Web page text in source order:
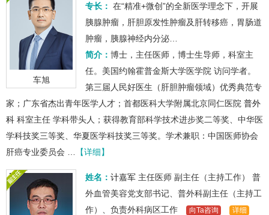
车旭
专长： 在“精准+微创”的全新医学理念下，开展
胰腺肿瘤，肝胆原发性肿瘤及肝转移癌，胃肠道
肿瘤，胰腺神经内分泌…
简介： 博士，主任医师，博士生导师，科室主
任。美国约翰霍普金斯大学医学院 访问学者。
第三届人民好医生（肝胆肿瘤领域）优秀典范专
家；广东省杰出青年医学人才；首都医科大学附属北京同仁医院 普外
科 科室主任 学科带头人；获得教育部科学技术进步奖二等奖、中华医
学科技奖三等奖、华夏医学科技奖三等奖。学术兼职：中国医师协会
肝癌专业委员会 …
【详细】
姓名： 计嘉军 主任医师 副主任（主持工作） 普
外血管美容党支部书记、普外科副主任（主持工
作）、负责外科病区工作
向Ta咨询 详细